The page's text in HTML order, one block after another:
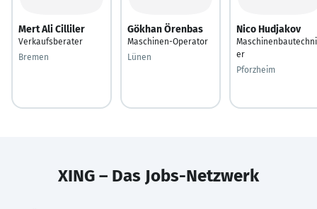
Mert Ali Cilliler
Verkaufsberater
Bremen
Gökhan Örenbas
Maschinen-Operator
Lünen
Nico Hudjakov
er
Pforzheim
XING – Das Jobs-Netzwerk